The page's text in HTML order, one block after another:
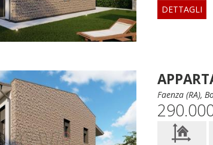
DETTAGLI
Faenza (RA),